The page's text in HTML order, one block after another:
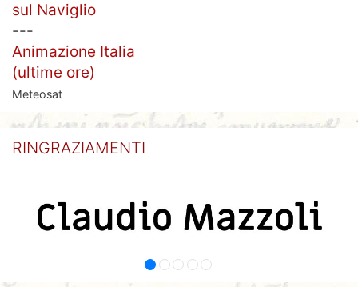
sul Naviglio
---
Animazione Italia
(ultime ore)
Meteosat
RINGRAZIAMENTI